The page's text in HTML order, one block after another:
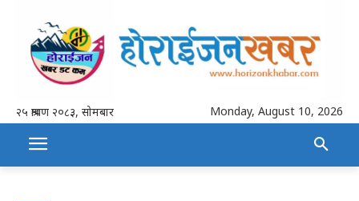
२५ श्रावण २०८३, सोमबार Monday, August 10, 2026